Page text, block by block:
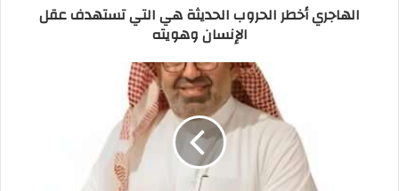
الهاجري أخطر الحروب الحديثة هي التي تستهدف عقل
الإنسان وهويته